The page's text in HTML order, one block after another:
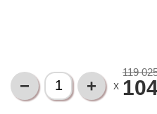
X
119